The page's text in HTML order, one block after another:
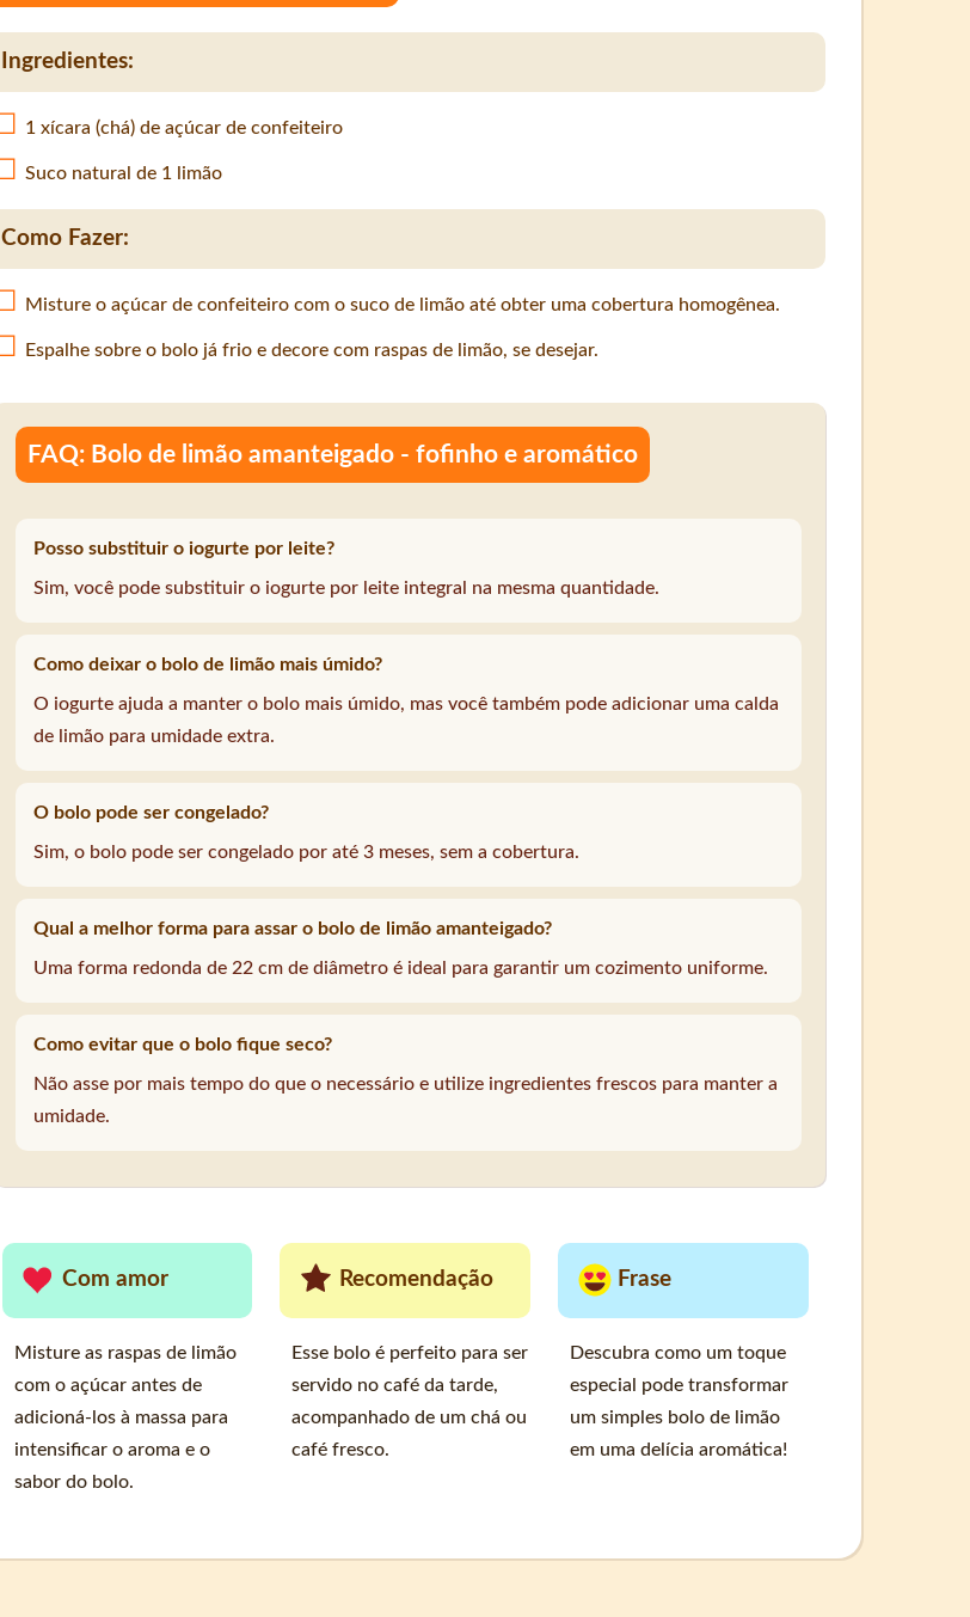
Ingredientes:
1 xícara (chá) de açúcar de confeiteiro
Suco natural de 1 limão
Como Fazer:
Misture o açúcar de confeiteiro com o suco de limão até obter uma cobertura homogênea.
Espalhe sobre o bolo já frio e decore com raspas de limão, se desejar.
FAQ: Bolo de limão amanteigado - fofinho e aromático
Posso substituir o iogurte por leite?
Sim, você pode substituir o iogurte por leite integral na mesma quantidade.
Como deixar o bolo de limão mais úmido?
O iogurte ajuda a manter o bolo mais úmido, mas você também pode adicionar uma calda
de limão para umidade extra.
O bolo pode ser congelado?
Sim, o bolo pode ser congelado por até 3 meses, sem a cobertura.
Qual a melhor forma para assar o bolo de limão amanteigado?
Uma forma redonda de 22 cm de diâmetro é ideal para garantir um cozimento uniforme.
Como evitar que o bolo fique seco?
Não asse por mais tempo do que o necessário e utilize ingredientes frescos para manter a
umidade.
Com amor
Misture as raspas de limão
com o açúcar antes de
adicioná-los à massa para
intensificar o aroma e o
sabor do bolo.
Recomendação
Esse bolo é perfeito para ser
servido no café da tarde,
acompanhado de um chá ou
café fresco.
Frase
Descubra como um toque
especial pode transformar
um simples bolo de limão
em uma delícia aromática!